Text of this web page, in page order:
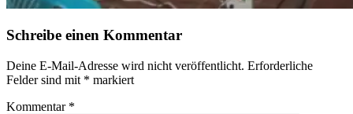
Schreibe einen Kommentar
Deine E-Mail-Adresse wird nicht veröffentlicht. Erforderliche
Felder sind mit * markiert
Kommentar *